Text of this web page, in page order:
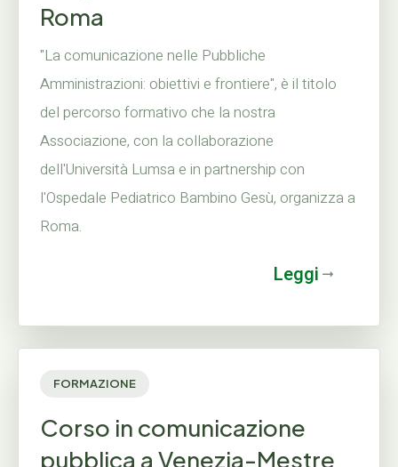
Roma
"La comunicazione nelle Pubbliche
Amministrazioni: obiettivi e frontiere", è il titolo
del percorso formativo che la nostra
Associazione, con la collaborazione
dell'Università Lumsa e in partnership con
l'Ospedale Pediatrico Bambino Gesù, organizza a
Roma.
Leggi
FORMAZIONE
Corso in comunicazione
pubblica a Venezia-Mestre